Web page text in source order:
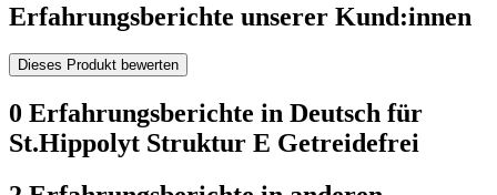
Erfahrungsberichte unserer Kund:innen
Dieses Produkt bewerten
0 Erfahrungsberichte in Deutsch für
St.Hippolyt Struktur E Getreidefrei